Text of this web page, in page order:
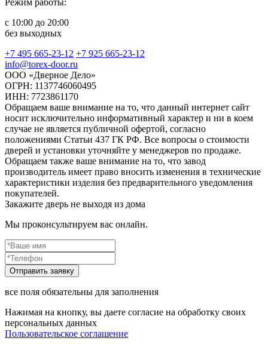
с 10:00 до 20:00
без выходных
+7 495 665-23-12 +7 925 665-23-12
info@torex-door.ru
ООО «Дверное Дело»
ОГРН: 1137746060495
ИНН: 7723861170
Обращаем ваше внимание на то, что данный интернет сайт
носит исключительно информативный характер и ни в коем
случае не является публичной офертой, согласно
положениями Статьи 437 ГК РФ. Все вопросы о стоимости
дверей и установки уточняйте у менеджеров по продаже.
Обращаем также ваше внимание на то, что завод
производитель имеет право вносить изменения в технические
характеристики изделия без предварительного уведомления
покупателей.
Закажите дверь не выходя из дома
Мы проконсультируем вас онлайн.
все поля обязательны для заполнения
Нажимая на кнопку, вы даете согласие на обработку своих
персональных данных
Пользовательское соглашение